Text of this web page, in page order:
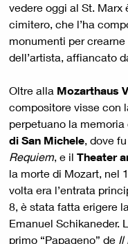
vedere oggi al St. Marx
cimitero, che l’ha
monumenti per
dell’artista, affiancato
Oltre alla Mozarthaus
compositore visse con
perpetuano la
di San Michele, dove
Requiem, e il Theater
la morte di Mozart, nel
volta era l’entrata
8, è stata fatta erigere
Emanuel Schikaneder.
primo “Papageno” de Il